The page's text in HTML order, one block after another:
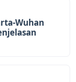
Wuhan